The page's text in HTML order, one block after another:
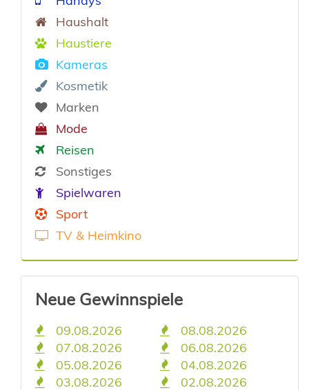
Haushalt
Haustiere
Kameras
Kosmetik
Marken
Mode
Reisen
Sonstiges
Spielwaren
Sport
TV & Heimkino
Neue Gewinnspiele
09.08.2026
08.08.2026
07.08.2026
06.08.2026
05.08.2026
04.08.2026
03.08.2026
02.08.2026